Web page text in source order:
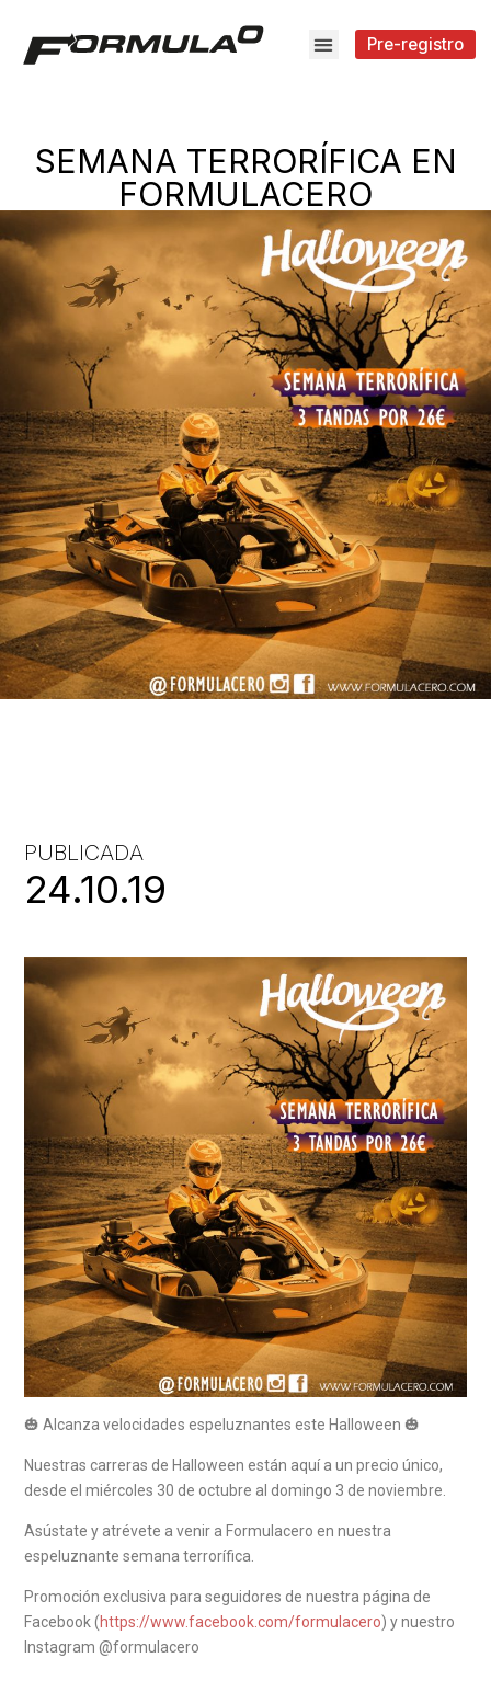
Pre-registro
SEMANA TERRORÍFICA EN
FORMULACERO
PUBLICADA
24.10.19
🎃 Alcanza velocidades espeluznantes este Halloween 🎃
Nuestras carreras de Halloween están aquí a un precio único,
desde el miércoles 30 de octubre al domingo 3 de noviembre.
Asústate y atrévete a venir a Formulacero en nuestra
espeluznante semana terrorífica.
Promoción exclusiva para seguidores de nuestra página de
Facebook (https://www.facebook.com/formulacero) y nuestro
Instagram @formulacero